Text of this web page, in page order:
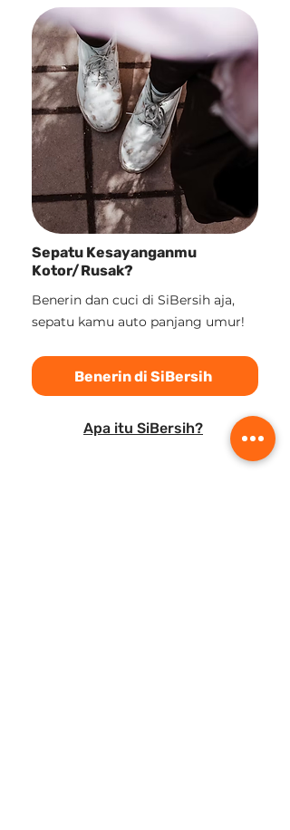
Sepatu Kesayanganmu
Kotor/Rusak?
Benerin dan cuci di SiBersih aja,
sepatu kamu auto panjang umur!
Benerin di SiBersih
Apa itu SiBersih?